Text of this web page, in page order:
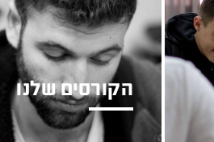
הקורסים שלנו